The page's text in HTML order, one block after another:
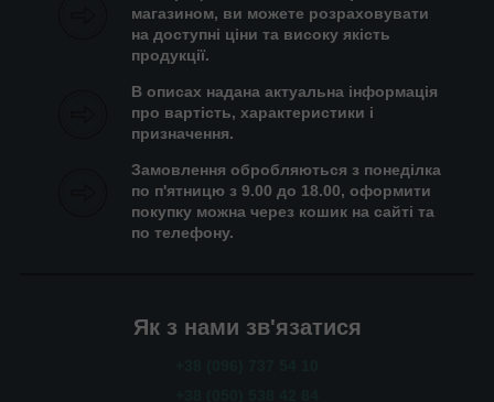
магазином, ви можете розраховувати
на доступні ціни та високу якість
продукції.
В описах надана актуальна інформація
про вартість, характеристики і
призначення.
Замовлення обробляються з понеділка
по п'ятницю з 9.00 до 18.00, оформити
покупку можна через кошик на сайті та
по телефону.
Як з нами зв'язатися